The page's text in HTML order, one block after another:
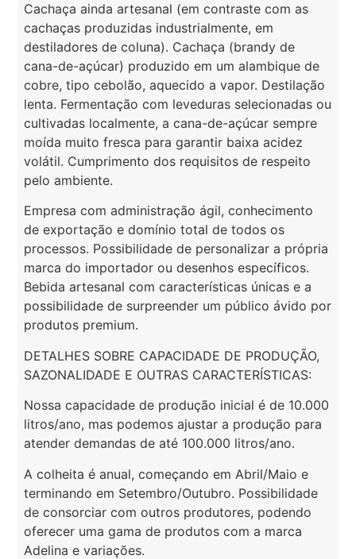
Cachaça ainda artesanal (em contraste com as
cachaças produzidas industrialmente, em
destiladores de coluna). Cachaça (brandy de
cana-de-açúcar) produzido em um alambique de
cobre, tipo cebolão, aquecido a vapor. Destilação
lenta. Fermentação com leveduras selecionadas ou
cultivadas localmente, a cana-de-açúcar sempre
moída muito fresca para garantir baixa acidez
volátil. Cumprimento dos requisitos de respeito
pelo ambiente.
Empresa com administração ágil, conhecimento
de exportação e domínio total de todos os
processos. Possibilidade de personalizar a própria
marca do importador ou desenhos específicos.
Bebida artesanal com características únicas e a
possibilidade de surpreender um público ávido por
produtos premium.
DETALHES SOBRE CAPACIDADE DE PRODUÇÃO,
SAZONALIDADE E OUTRAS CARACTERÍSTICAS:
Nossa capacidade de produção inicial é de 10.000
litros/ano, mas podemos ajustar a produção para
atender demandas de até 100.000 litros/ano.
A colheita é anual, começando em Abril/Maio e
terminando em Setembro/Outubro. Possibilidade
de consorciar com outros produtores, podendo
oferecer uma gama de produtos com a marca
Adelina e variações.